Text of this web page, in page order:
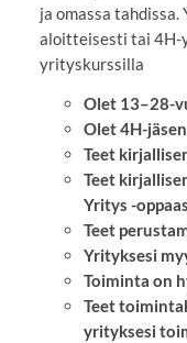
ja omassa
aloitteisesti tai 4H-
yrityskurssilla
Olet 13–28-
Olet 4H-jäsen
Teet
Teet
Yritys -
Teet
Yrityksesi
Toiminta on
Teet
yrityksesi